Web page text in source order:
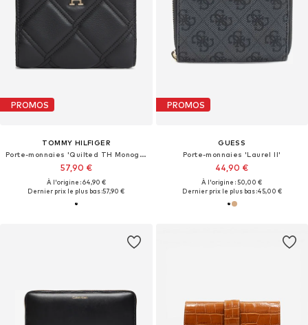
PROMOS
TOMMY HILFIGER
Porte-monnaies 'Quilted TH Monogram Bifold'
57,90 €
À l'origine : 64,90 €
Dernier prix le plus bas :57,90 €
PROMOS
GUESS
Porte-monnaies 'Laurel II'
44,90 €
À l'origine : 50,00 €
Dernier prix le plus bas :45,00 €